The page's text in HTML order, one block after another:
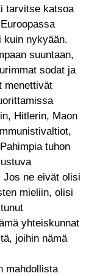
tarvitse katsoa
kuin nykyään.
suuntaan,
sodat ja
menettivät
Hitlerin, Maon
tuhon
Jos ne eivät olisi
mieliin, olisi
yhteiskunnat
joihin nämä
mahdollista